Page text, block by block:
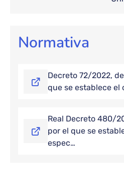
Normativa
Decreto 72/2022,
que se establece el
Real Decreto 480/
por el que se
espec…